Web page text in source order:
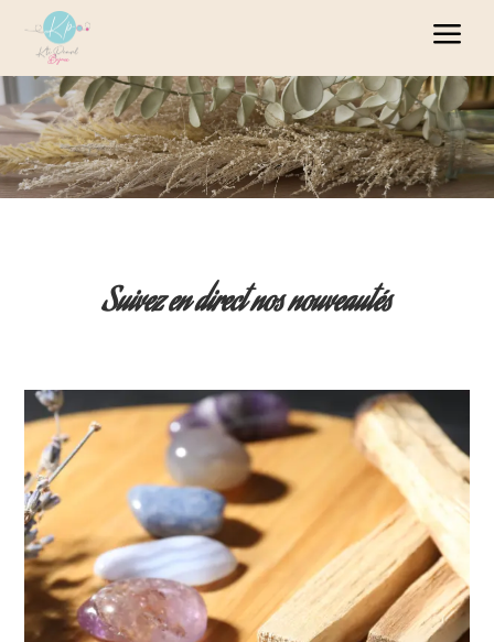
Panneau de gestion des cookies a
Suivez en direct nos nouveautés